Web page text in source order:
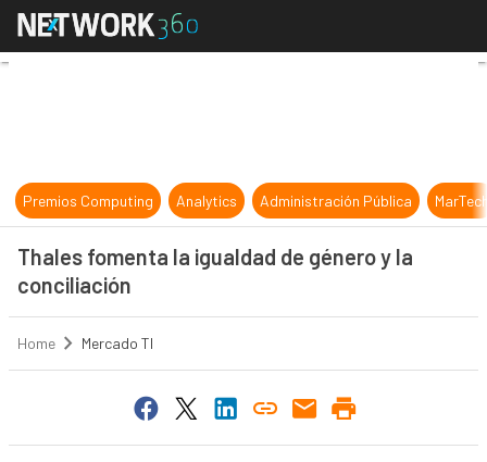
Thales fomenta la igualdad de
Premios Computing Analytics Administración Pública
Thales fomenta la igualdad de género y la
conciliación
Home Mercado TI